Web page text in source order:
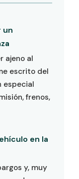
un
ajeno al
escrito del
especial
frenos,
en la
y, muy